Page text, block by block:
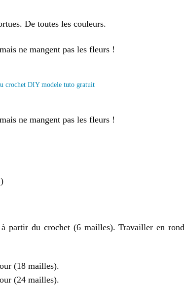
De toutes les couleurs.
mais ne mangent pas les fleurs !
mais ne mangent pas les fleurs !
partir du crochet (6 mailles). Travailler en rond
(18 mailles).
(24 mailles).